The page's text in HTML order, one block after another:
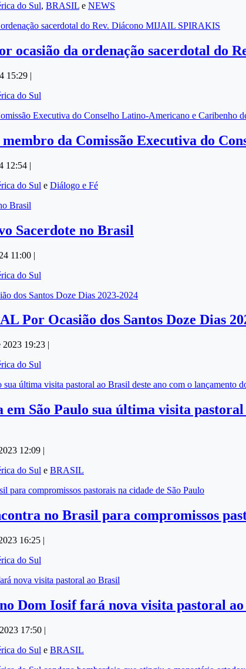
do Sul, BRASIL e NEWS
sacerdotal do Rev. Diácono MIJAIL SPIRAKIS
ocasião da ordenação sacerdotal do
15:29 |
do Sul
Executiva do Conselho Latino-Americano e Caribenho
da Comissão Executiva do
12:54 |
do Sul e Diálogo e Fé
Brasil
Sacerdote no Brasil
11:00 |
do Sul
dos Santos Doze Dias 2023-2024
Por Ocasião dos Santos Doze Dias
2023 19:23 |
do Sul
última visita pastoral ao Brasil deste ano com o lançamento
São Paulo sua última visita
12:09 |
do Sul e BRASIL
para compromissos pastorais na cidade de São Paulo
no Brasil para compromissos
16:25 |
do Sul
nova visita pastoral ao Brasil
Dom Iosif fará nova visita pastoral
17:50 |
do Sul e BRASIL